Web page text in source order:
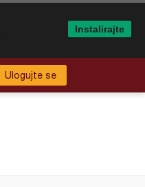
Ulogujte se
Instalirajte